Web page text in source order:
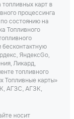
карт в
процессинга
состоянию на
Топливного
ЯндексGo,
Ликард,
топливного
Топливные карты»
АГЗС, АГЗК,
носит